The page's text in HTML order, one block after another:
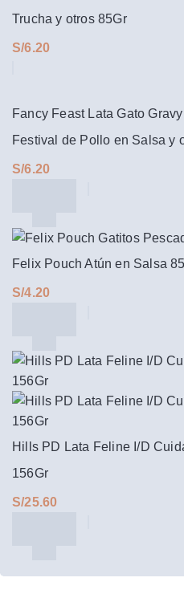
Trucha y otros 85Gr
S/
Fancy Feast Lata Gato
Festival de Pollo en Salsa y
S/
Felix Pouch Atún en Salsa
S/
Hills PD Lata Feline I/D
156Gr
S/